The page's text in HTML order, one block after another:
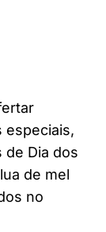
especiais,
de Dia dos
de mel
no